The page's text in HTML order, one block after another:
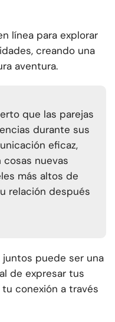
línea para explorar
creando una
aventura.
que las parejas
durante sus
eficaz,
nuevas
más altos de
relación después
puede ser una
de expresar tus
conexión a través